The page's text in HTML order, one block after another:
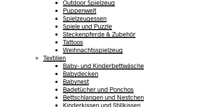
Outdoor Spielzeug
Puppenwelt
Spielzeugessen
Spiele und Puzzle
Steckenpferde & Zubehör
Tattoos
Weihnachtsspielzeug
Textilien
Baby- und Kinderbettwäsche
Babydecken
Babynest
Badetücher und Ponchos
Bettschlangen und Nestchen
Kinderkissen und Stillkissen